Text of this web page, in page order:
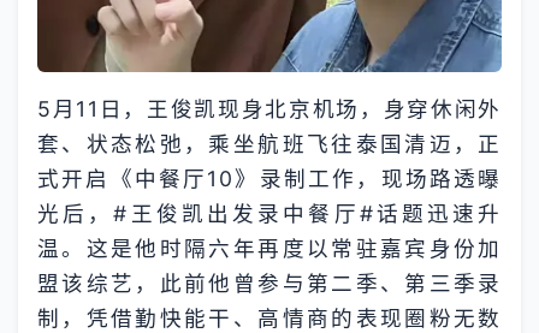
5月11日，王俊凯现身北京机场，身穿休闲外
套、状态松弛，乘坐航班飞往泰国清迈，正
式开启《中餐厅10》录制工作，现场路透曝
光后，#王俊凯出发录中餐厅#话题迅速升
温。这是他时隔六年再度以常驻嘉宾身份加
盟该综艺，此前他曾参与第二季、第三季录
制，凭借勤快能干、高情商的表现圈粉无数